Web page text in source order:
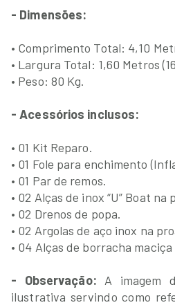
- Dimensões:
• Comprimento Total: 4,10
• Largura Total: 1,60 Metros
• Peso: 80 Kg.
- Acessórios inclusos:
• 01 Kit Reparo.
• 01 Fole para enchimento
• 01 Par de remos.
• 02 Alças de inox “U” Boat na
• 02 Drenos de popa.
• 02 Argolas de aço inox na
• 04 Alças de borracha
- Observação: A imagem
ilustrativa servindo como